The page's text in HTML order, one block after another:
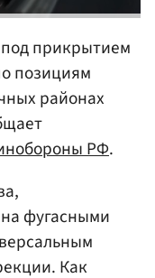
прикрытием
позициям
районах
РФ.
фугасными
Как